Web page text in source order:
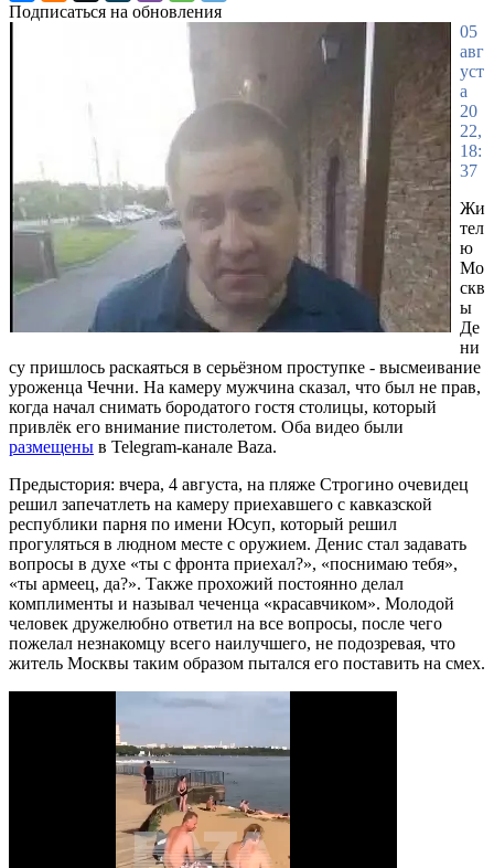
Подписаться на обновления
05
авг
уст
а
20
22,
18:
37
Жи
тел
ю
Мо
скв
ы
Де
ни
су пришлось раскаяться в серьёзном проступке - высмеивание
уроженца Чечни. На камеру мужчина сказал, что был не прав,
когда начал снимать бородатого гостя столицы, который
привлёк его внимание пистолетом. Оба видео были
размещены в Telegram-канале Baza.
Предыстория: вчера, 4 августа, на пляже Строгино очевидец
решил запечатлеть на камеру приехавшего с кавказской
республики парня по имени Юсуп, который решил
прогуляться в людном месте с оружием. Денис стал задавать
вопросы в духе «ты с фронта приехал?», «поснимаю тебя»,
«ты армеец, да?». Также прохожий постоянно делал
комплименты и называл чеченца «красавчиком». Молодой
человек дружелюбно ответил на все вопросы, после чего
пожелал незнакомцу всего наилучшего, не подозревая, что
житель Москвы таким образом пытался его поставить на смех.